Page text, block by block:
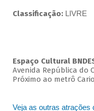
Classificação: LIVRE
Espaço Cultural
Avenida República do
Próximo ao metrô
Veja as outras atrações